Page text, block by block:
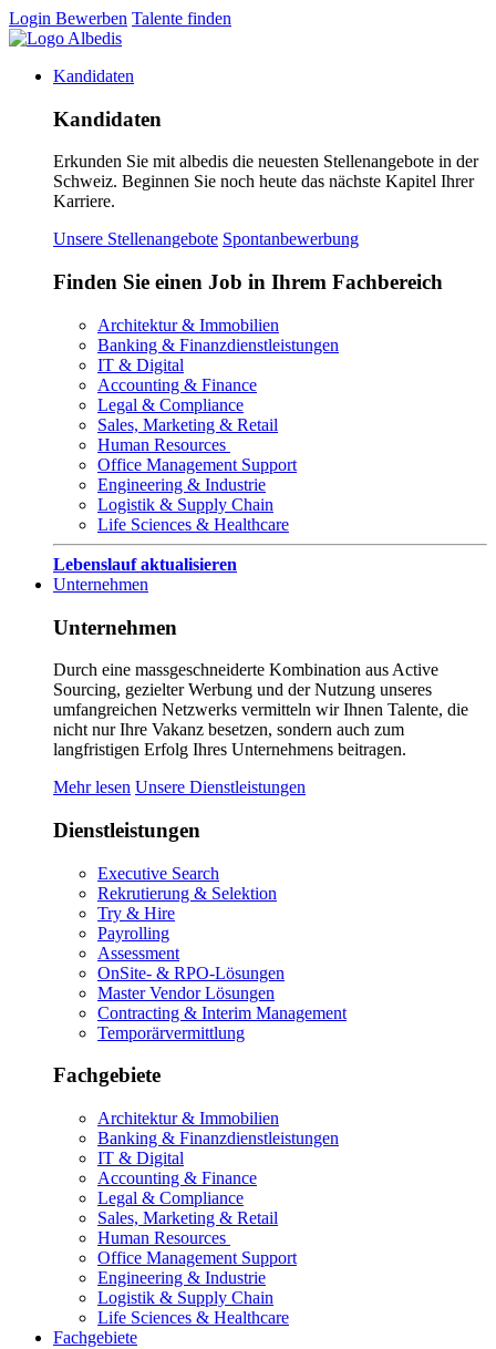
Login Bewerben Talente finden
Kandidaten
Kandidaten
Erkunden Sie mit albedis die neuesten Stellenangebote in der
Schweiz. Beginnen Sie noch heute das nächste Kapitel Ihrer
Karriere.
Unsere Stellenangebote Spontanbewerbung
Finden Sie einen Job in Ihrem Fachbereich
Architektur & Immobilien
Banking & Finanzdienstleistungen
IT & Digital
Accounting & Finance
Legal & Compliance
Sales, Marketing & Retail
Human Resources
Office Management Support
Engineering & Industrie
Logistik & Supply Chain
Life Sciences & Healthcare
Lebenslauf aktualisieren
Unternehmen
Unternehmen
Durch eine massgeschneiderte Kombination aus Active
Sourcing, gezielter Werbung und der Nutzung unseres
umfangreichen Netzwerks vermitteln wir Ihnen Talente, die
nicht nur Ihre Vakanz besetzen, sondern auch zum
langfristigen Erfolg Ihres Unternehmens beitragen.
Mehr lesen Unsere Dienstleistungen
Dienstleistungen
Executive Search
Rekrutierung & Selektion
Try & Hire
Payrolling
Assessment
OnSite- & RPO-Lösungen
Master Vendor Lösungen
Contracting & Interim Management
Temporärvermittlung
Fachgebiete
Architektur & Immobilien
Banking & Finanzdienstleistungen
IT & Digital
Accounting & Finance
Legal & Compliance
Sales, Marketing & Retail
Human Resources
Office Management Support
Engineering & Industrie
Logistik & Supply Chain
Life Sciences & Healthcare
Fachgebiete